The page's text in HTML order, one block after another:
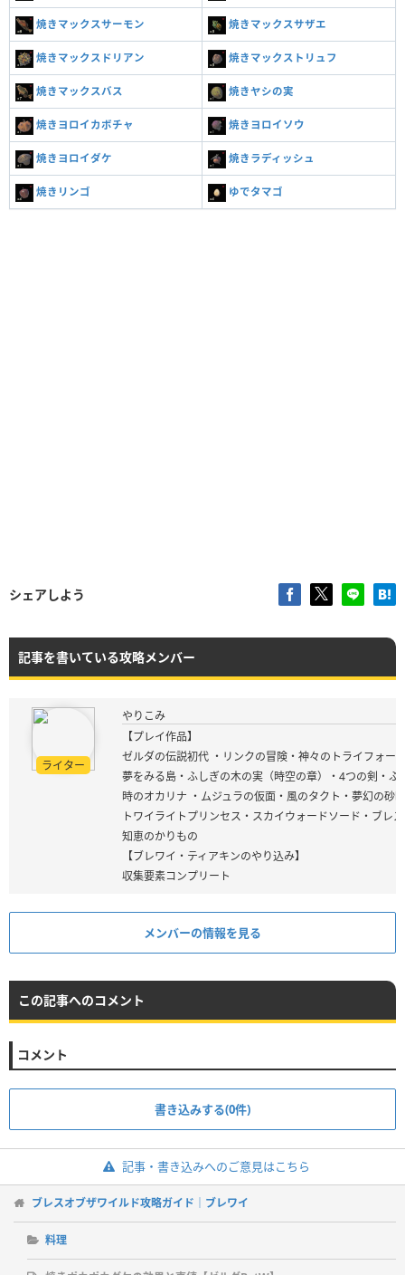
焼きマックスサーモン 焼きマックスサザエ
焼きマックスドリアン 焼きマックストリュフ
焼きマックスバス 焼きヤシの実
焼きヨロイカボチャ 焼きヨロイソウ
焼きヨロイダケ 焼きラディッシュ
焼きリンゴ ゆでタマゴ
シェアしよう
記事を書いている攻略メンバー
ライター
やりこみ
【プレイ作品】
ゼルダの伝説初代 ・リンクの冒険・神々のトライフォー
夢をみる島・ふしぎの木の実（時空の章）・4つの剣・ふ
時のオカリナ ・ムジュラの仮面・風のタクト・夢幻の砂
トワイライトプリンセス・スカイウォードソード・ブレ
知恵のかりもの
【ブレワイ・ティアキンのやり込み】
収集要素コンプリート
メンバーの情報を見る
この記事へのコメント
コメント
書き込みする(0件)
記事・書き込みへのご意見はこちら
ブレスオブザワイルド攻略ガイド｜ブレワイ
料理